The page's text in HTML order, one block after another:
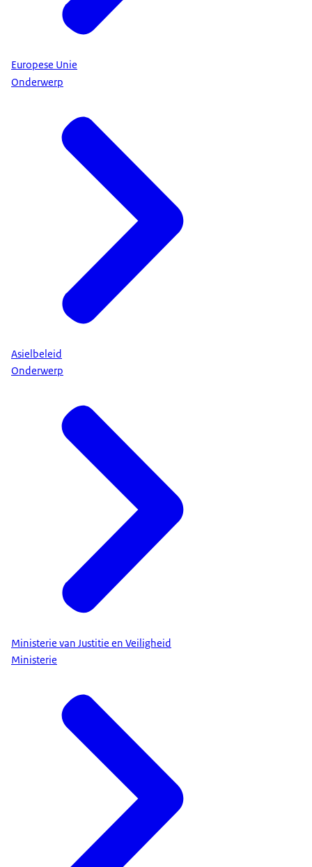
Europese Unie
Onderwerp
Asielbeleid
Onderwerp
Ministerie van Justitie en Veiligheid
Ministerie